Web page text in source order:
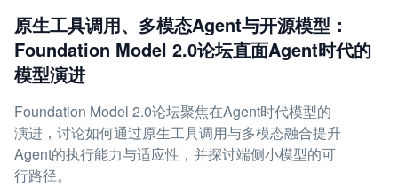
原生工具调用、多模态Agent与开源模型：
Foundation Model 2.0论坛直面Agent时代的
模型演进
Foundation Model 2.0论坛聚焦在Agent时代模型的
演进，讨论如何通过原生工具调用与多模态融合提升
Agent的执行能力与适应性，并探讨端侧小模型的可
行路径。